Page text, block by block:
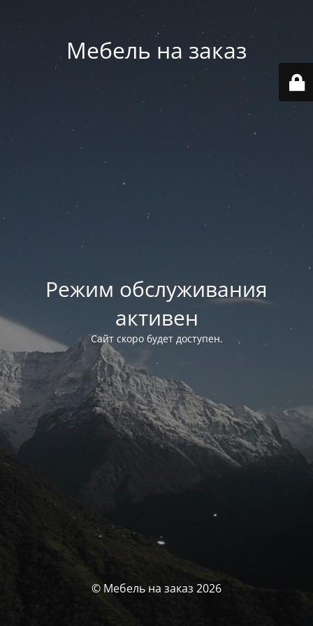
Мебель на заказ
Режим обслуживания
активен
Сайт скоро будет доступен.
© Мебель на заказ 2026